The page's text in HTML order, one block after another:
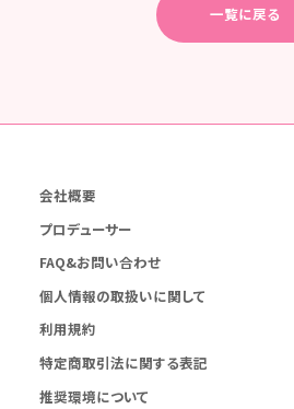
一覧に戻る
会社概要
プロデューサー
FAQ&お問い合わせ
個人情報の取扱いに関して
利用規約
特定商取引法に関する表記
推奨環境について